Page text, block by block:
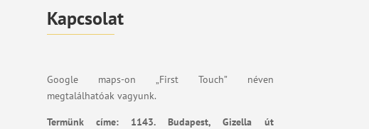
Kapcsolat
Google maps-on „First Touch” néven
megtalálhatóak vagyunk.
Termünk címe:
1143. Budapest, Gizella út